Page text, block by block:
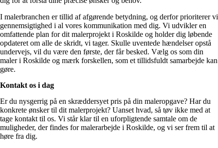
I malerbranchen er tillid af afgørende betydning, og derfor prioriterer vi
gennemsigtighed i al vores kommunikation med dig. Vi udvikler en
omfattende plan for dit malerprojekt i Roskilde og holder dig løbende
opdateret om alle de skridt, vi tager. Skulle uventede hændelser opstå
undervejs, vil du være den første, der får besked. Vælg os som din
maler i Roskilde og mærk forskellen, som et tillidsfuldt samarbejde kan
gøre.
Kontakt os i dag
Er du nysgerrig på en skræddersyet pris på din maleropgave? Har du
konkrete ønsker til dit malerprojekt? Uanset hvad, så tøv ikke med at
tage kontakt til os. Vi står klar til en uforpligtende samtale om de
muligheder, der findes for malerarbejde i Roskilde, og vi ser frem til at
høre fra dig.